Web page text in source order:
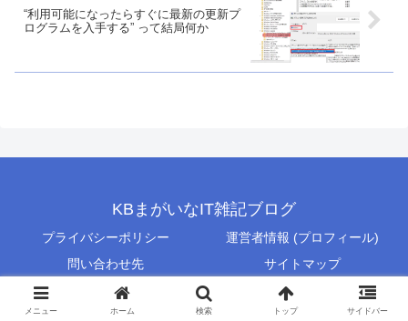
“利用可能になったらすぐに最新の更新プ
ログラムを入手する” って結局何か
KBまがいなIT雑記ブログ
プライバシーポリシー
運営者情報 (プロフィール)
問い合わせ先
サイトマップ
© 2023-2026 KBまがいなIT雑記ブログ.
メニュー ホーム 検索 トップ サイドバー